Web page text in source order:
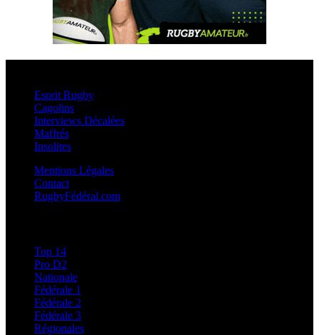
Esprit Rugby
Cagolins
Interviews Décalées
Maffrés
Insolites
Mentions Légales
Contact
RugbyFédéral.com
Top 14
Pro D2
Nationale
Fédérale 1
Fédérale 2
Fédérale 3
Régionales